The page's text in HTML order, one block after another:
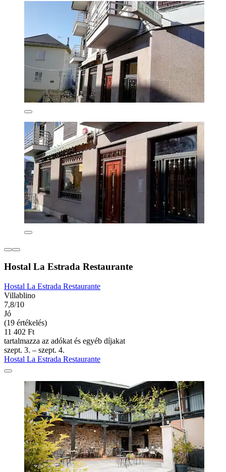
Hostal La Estrada Restaurante
Hostal La Estrada Restaurante
Villablino
7,8/10
Jó
(19 értékelés)
11 402 Ft
tartalmazza az adókat és egyéb díjakat
szept. 3. – szept. 4.
Hostal La Estrada Restaurante